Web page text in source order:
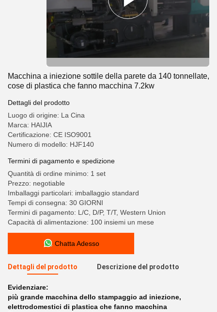
Macchina a iniezione sottile della parete da 140 tonnellate,
cose di plastica che fanno macchina 7.2kw
Dettagli del prodotto
Luogo di origine: La Cina
Marca: HAIJIA
Certificazione: CE ISO9001
Numero di modello: HJF140
Termini di pagamento e spedizione
Quantità di ordine minimo: 1 set
Prezzo: negotiable
Imballaggi particolari: imballaggio standard
Tempi di consegna: 30 GIORNI
Termini di pagamento: L/C, D/P, T/T, Western Union
Capacità di alimentazione: 100 insiemi un mese
Chatta Adesso
Dettagli del prodotto Descrizione del prodotto
Evidenziare:
più grande macchina dello stampaggio ad iniezione,
elettrodomestici di plastica che fanno macchina